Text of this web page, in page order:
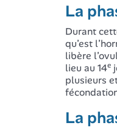
La
Durant
qu’est
libère
lieu au 14e
plusieurs
La